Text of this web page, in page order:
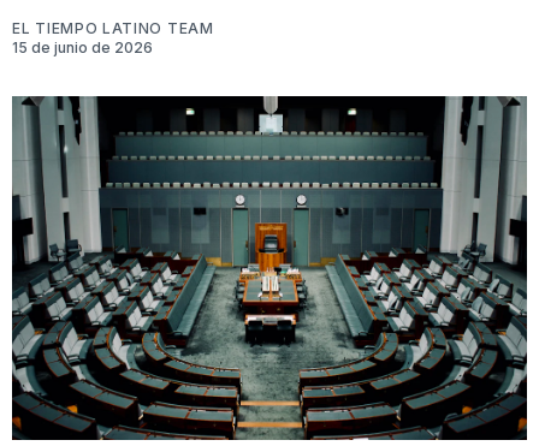
EL TIEMPO LATINO TEAM
15 de junio de 2026